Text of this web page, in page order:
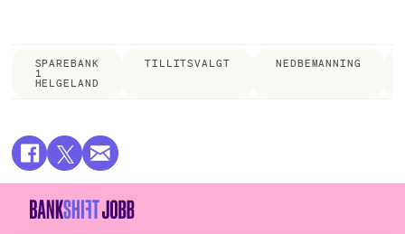
SPAREBANK
1
HELGELAND
TILLITSVALGT NEDBEMANNING